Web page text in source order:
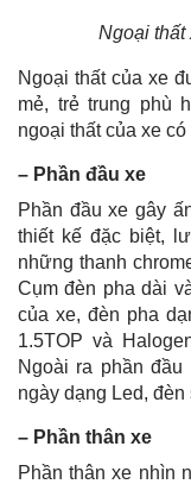
Ngoại thất
Ngoại thất của xe
mẻ, trẻ trung phù
ngoại thất của xe
– Phần đầu xe
Phần đầu xe gây
thiết kế đặc biệt,
những thanh
Cụm đèn pha dài
của xe, đèn pha
1.5TOP và
Ngoài ra phần
ngày dạng Led,
– Phần thân xe
Phần thân xe nhìn